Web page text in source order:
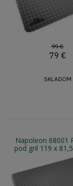
99 €
79 €
SKLADOM
Napoleon 68001
pod gril 119 x